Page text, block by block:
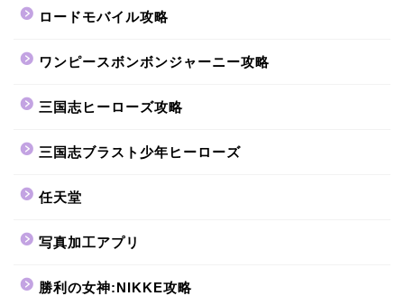
ロードモバイル攻略
ワンピースボンボンジャーニー攻略
三国志ヒーローズ攻略
三国志ブラスト少年ヒーローズ
任天堂
写真加工アプリ
勝利の女神:NIKKE攻略